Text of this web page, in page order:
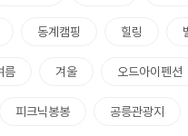
동계캠핑 힐링
름 겨울 오드아이펜션
피크닉봉봉 공릉관광지